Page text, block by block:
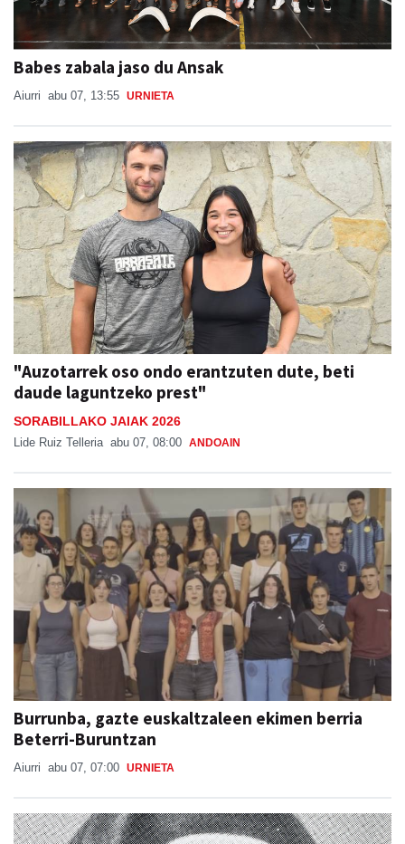
Babes zabala jaso du Ansak
Aiurri abu 07, 13:55 URNIETA
"Auzotarrek oso ondo erantzuten dute, beti
daude laguntzeko prest"
SORABILLAKO JAIAK 2026
Lide Ruiz Telleria abu 07, 08:00 ANDOAIN
Burrunba, gazte euskaltzaleen ekimen berria
Beterri-Buruntzan
Aiurri abu 07, 07:00 URNIETA